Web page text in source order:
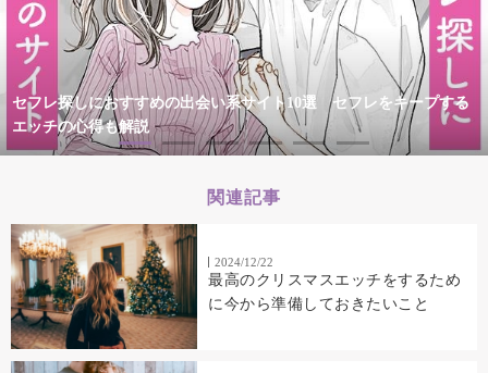
セフレ探しにおすすめの出会い系サイト10選 セフレをキープする
エッチの心得も解説
関連記事
2024/12/22
最高のクリスマスエッチをするため
に今から準備しておきたいこと